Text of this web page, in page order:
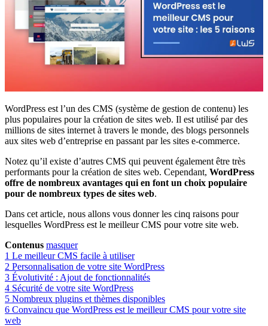
WordPress est l’un des CMS (système de gestion de contenu) les
plus populaires pour la création de sites web. Il est utilisé par des
millions de sites internet à travers le monde, des blogs personnels
aux sites web d’entreprise en passant par les sites e-commerce.
Notez qu’il existe d’autres CMS qui peuvent également être très
performants pour la création de sites web. Cependant, WordPress
offre de nombreux avantages qui en font un choix populaire
pour de nombreux types de sites web.
Dans cet article, nous allons vous donner les cinq raisons pour
lesquelles WordPress est le meilleur CMS pour votre site web.
Contenus masquer
1 Le meilleur CMS facile à utiliser
2 Personnalisation de votre site WordPress
3 Évolutivité : Ajout de fonctionnalités
4 Sécurité de votre site WordPress
5 Nombreux plugins et thèmes disponibles
6 Convaincu que WordPress est le meilleur CMS pour votre site
web